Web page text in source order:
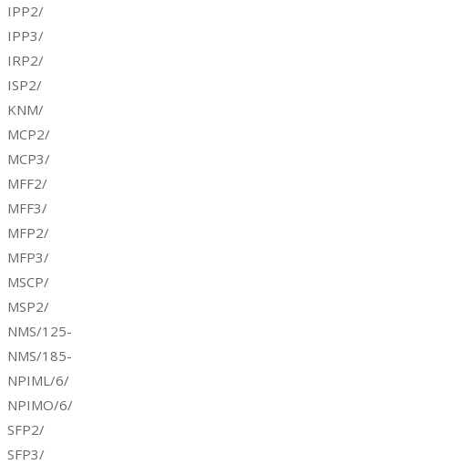
IPP2/
IPP3/
IRP2/
ISP2/
KNM/
MCP2/
MCP3/
MFF2/
MFF3/
MFP2/
MFP3/
MSCP/
MSP2/
NMS/125-
NMS/185-
NPIML/6/
NPIMO/6/
SFP2/
SFP3/